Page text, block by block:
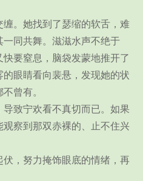
。她找到了瑟缩的软舌，难
一同共舞。滋滋水声不绝于
要窒息，脑袋发蒙地推开了
眼睛看向裴悬，发现她的状
曾有。
致宁欢看不真切而已。如果
察到那双赤裸的、止不住兴
，努力掩饰眼底的情绪，再